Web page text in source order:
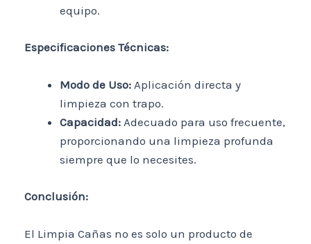
equipo.
Especificaciones Técnicas:
Modo de Uso: Aplicación directa y
limpieza con trapo.
Capacidad: Adecuado para uso frecuente,
proporcionando una limpieza profunda
siempre que lo necesites.
Conclusión:
El Limpia Cañas no es solo un producto de